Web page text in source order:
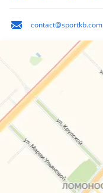
contact@sportkb.com